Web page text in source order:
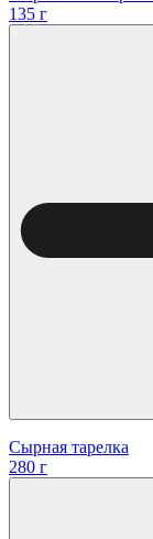
135 г
Сырная тарелка
280 г